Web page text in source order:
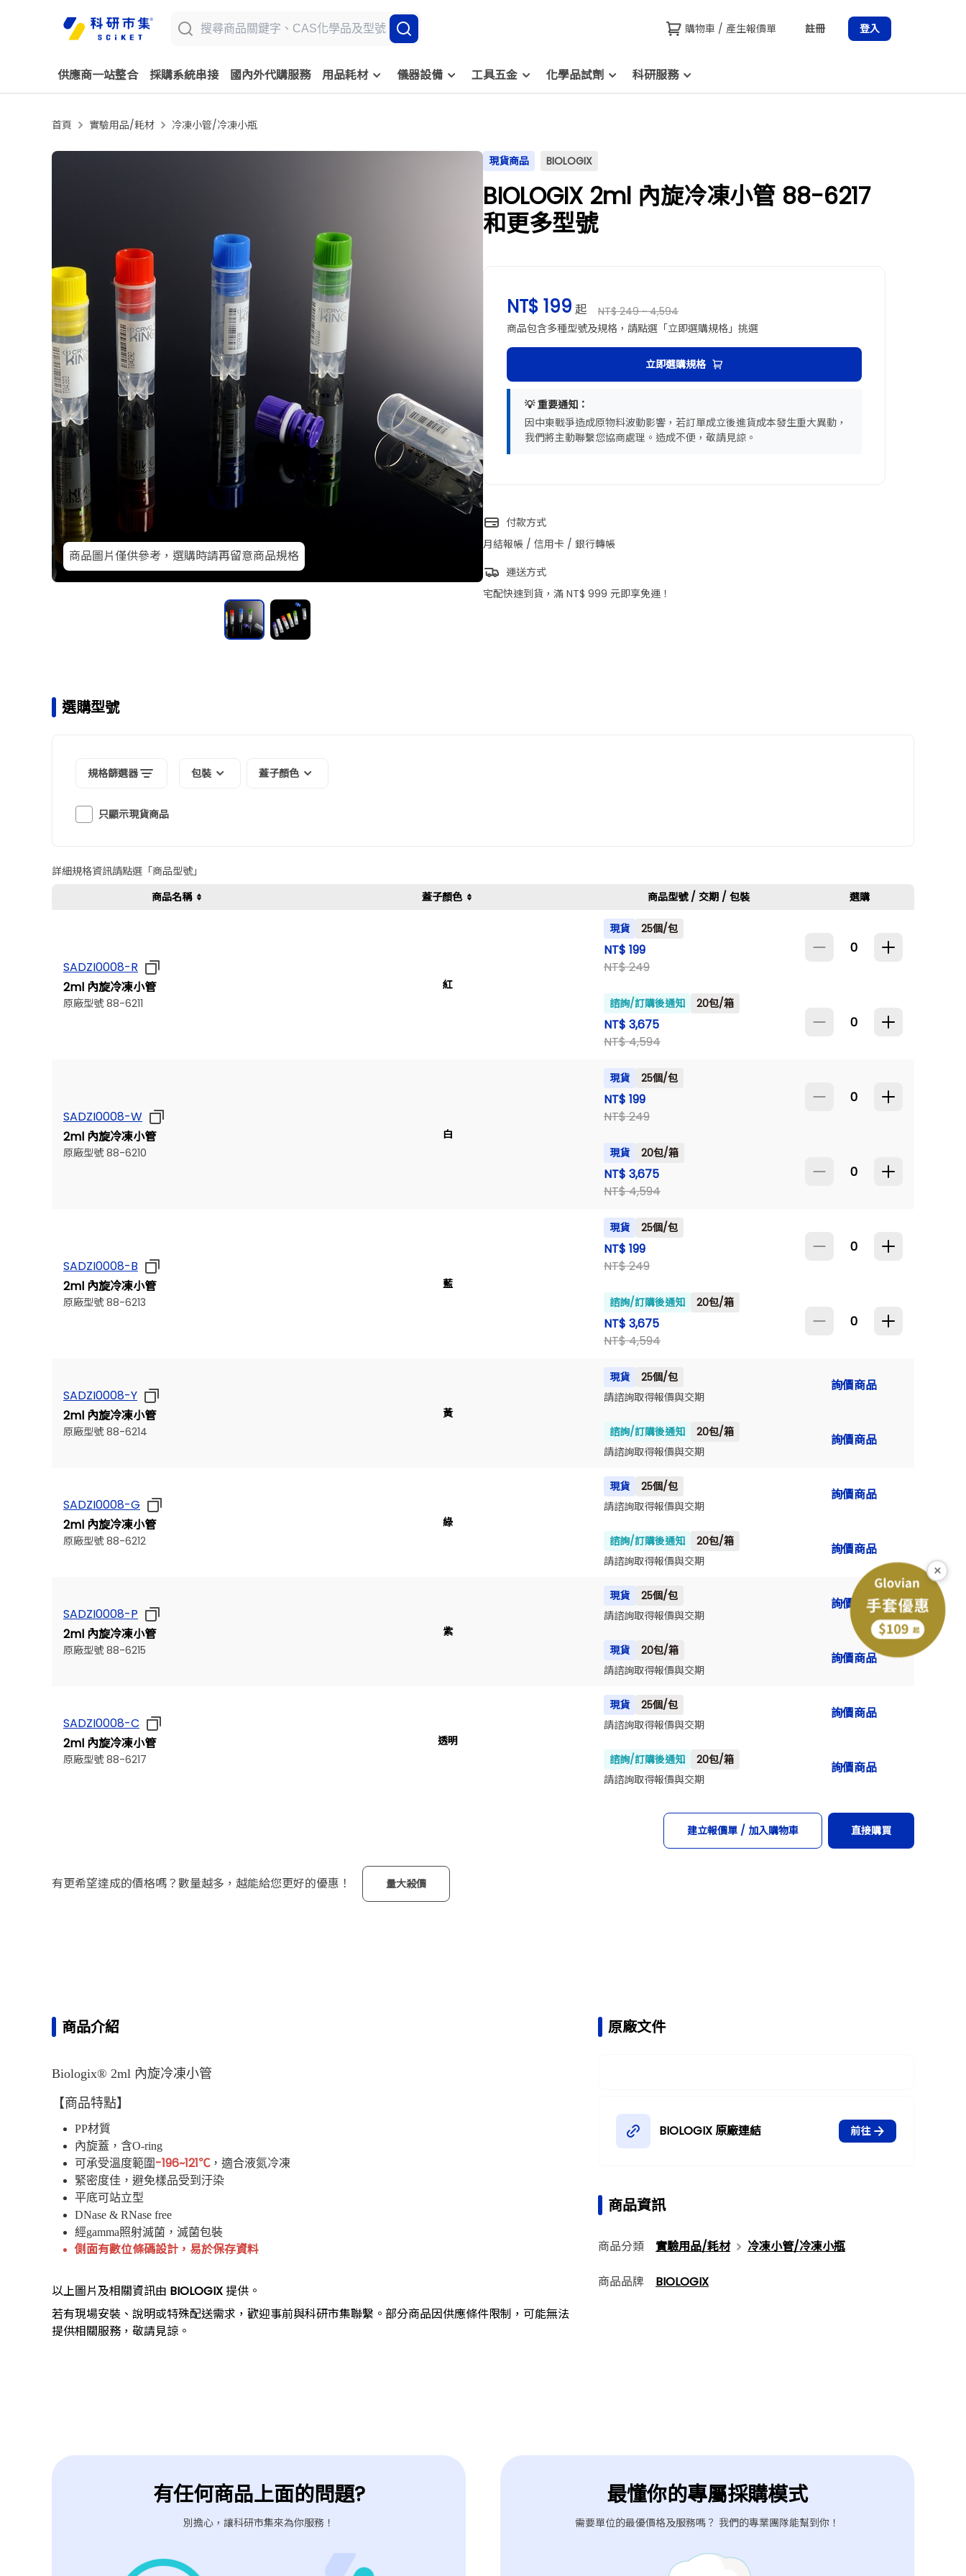
購物車 / 產生報價單 註冊 登入
供應商一站整合 採購系統串接 國內外代購服務 用品耗材 儀器設備 工具五金 化學品試劑 科研服務
首頁 實驗用品/耗材 冷凍小管/冷凍小瓶
商品圖片僅供參考，選購時請再留意商品規格
現貨商品 BIOLOGIX
BIOLOGIX 2ml 內旋冷凍小管 88-6217
和更多型號
NT$ 199 起
NT$ 249 ~ 4,594
商品包含多種型號及規格，請點選「立即選購規格」挑選
立即選購規格
💡 重要通知：
因中東戰爭造成原物料波動影響，若訂單成立後進貨成本發生重大異動，
我們將主動聯繫您協商處理。造成不便，敬請見諒。
付款方式
月結報帳 / 信用卡 / 銀行轉帳
運送方式
宅配快速到貨，滿 NT$ 999 元即享免運！
選購型號
規格篩選器 包裝 蓋子顏色
只顯示現貨商品
詳細規格資訊請點選「商品型號」
商品名稱
蓋子顏色 商品型號 / 交期 / 包裝 選購
SADZI0008-R
2ml 內旋冷凍小管
原廠型號 88-6211
SADZI0008-W
2ml 內旋冷凍小管
原廠型號 88-6210
SADZI0008-B
2ml 內旋冷凍小管
原廠型號 88-6213
SADZI0008-Y
2ml 內旋冷凍小管
原廠型號 88-6214
SADZI0008-G
2ml 內旋冷凍小管
原廠型號 88-6212
SADZI0008-P
2ml 內旋冷凍小管
原廠型號 88-6215
SADZI0008-C
2ml 內旋冷凍小管
原廠型號 88-6217
紅
白
藍
黃
綠
紫
透明
現貨 25個/包
NT$ 199
NT$ 249
諮詢/訂購後通知 20包/箱
NT$ 3,675
NT$ 4,594
現貨 25個/包
NT$ 199
NT$ 249
現貨 20包/箱
NT$ 3,675
NT$ 4,594
現貨 25個/包
NT$ 199
NT$ 249
諮詢/訂購後通知 20包/箱
NT$ 3,675
NT$ 4,594
現貨
25個/包
請諮詢取得報價與交期
詢價商品
諮詢/訂購後通知
20包/箱
請諮詢取得報價與交期
詢價商品
現貨
25個/包
請諮詢取得報價與交期
詢價商品
諮詢/訂購後通知
20包/箱
請諮詢取得報價與交期
詢價商品
現貨
25個/包
請諮詢取得報價與交期
詢價商品
現貨
20包/箱
請諮詢取得報價與交期
詢價商品
現貨
25個/包
請諮詢取得報價與交期
詢價商品
諮詢/訂購後通知
20包/箱
請諮詢取得報價與交期
詢價商品
建立報價單 / 加入購物車 直接購買
有更希望達成的價格嗎？數量越多，越能給您更好的優惠！ 量大殺價
商品介紹
Biologix® 2ml 內旋冷凍小管
【商品特點】
PP材質
內旋蓋，含O-ring
可承受溫度範圍 -196~121℃，適合液氮冷凍
緊密度佳，避免樣品受到汙染
平底可站立型
DNase & RNase free
經gamma照射滅菌，滅菌包裝
側面有數位條碼設計，易於保存資料
以上圖片及相關資訊由 BIOLOGIX提供。
若有現場安裝、說明或特殊配送需求，歡迎事前與科研市集聯繫。部分商品因供應條件限制，可能無法
提供相關服務，敬請見諒。
原廠文件
BIOLOGIX 原廠連結 前往
商品資訊
商品分類 實驗用品/耗材 冷凍小管/冷凍小瓶
商品品牌 BIOLOGIX
有任何商品上面的問題?
別擔心，讓科研市集來為你服務！
最懂你的專屬採購模式
需要單位的最優價格及服務嗎？ 我們的專業團隊能幫到你！
×